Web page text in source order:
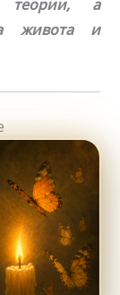
теории, а
живота и